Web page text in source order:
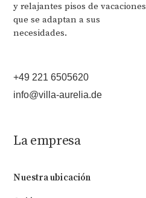
y relajantes pisos de vacaciones
que se adaptan a sus
necesidades.
+49 221 6505620
info@villa-aurelia.de
La empresa
Nuestra ubicación